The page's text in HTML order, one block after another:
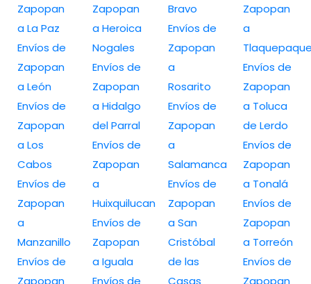
Zapopan
a La Paz
Envíos de
Zapopan
a León
Envíos de
Zapopan
a Los
Cabos
Envíos de
Zapopan
a
Manzanillo
Envíos de
Zapopan
Zapopan
a Heroica
Nogales
Envíos de
Zapopan
a Hidalgo
del Parral
Envíos de
Zapopan
a
Huixquilucan
Envíos de
Zapopan
a Iguala
Envíos de
Bravo
Envíos de
Zapopan
a
Rosarito
Envíos de
Zapopan
a
Salamanca
Envíos de
Zapopan
a San
Cristóbal
de las
Casas
Zapopan
a
Envíos de
Zapopan
a Toluca
de Lerdo
Envíos de
Zapopan
a Tonalá
Envíos de
Zapopan
a Torreón
Envíos de
Zapopan